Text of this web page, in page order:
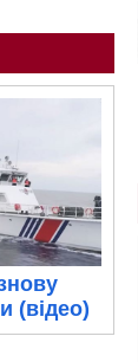
(відео)